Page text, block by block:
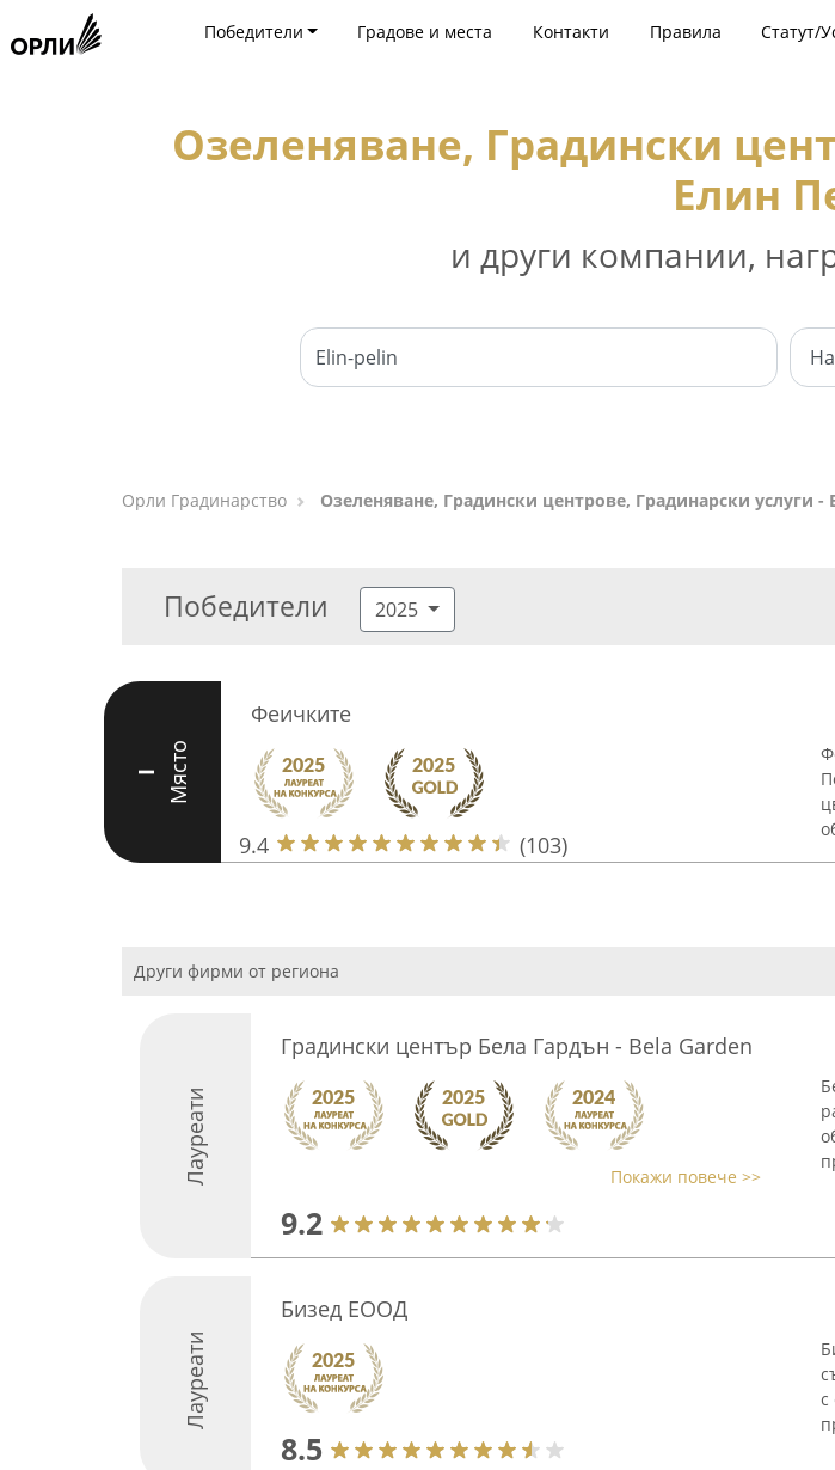
Победители Градове и места Контакти Правила Статут/
Озеленяване, Градински
Елин
и други компании,
Орли Градинарство Озеленяване, Градински центрове, Градинарски услуги -
Победители 2025
I Място
Феичките
9.4 (103)
Други фирми от региона
Лауреати
Градински център Бела Гардън - Bela Garden
Покажи повече >>
9.2
Лауреати
Бизед ЕООД
8.5
с